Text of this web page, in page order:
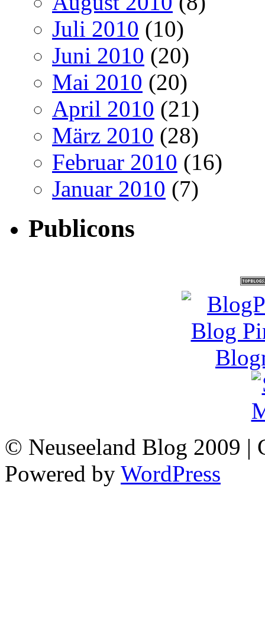
Juli 2010 (10)
Juni 2010 (20)
Mai 2010 (20)
April 2010 (21)
März 2010 (28)
Februar 2010 (16)
Januar 2010 (7)
Publicons
© Neuseeland Blog 2009 |
Powered by WordPress